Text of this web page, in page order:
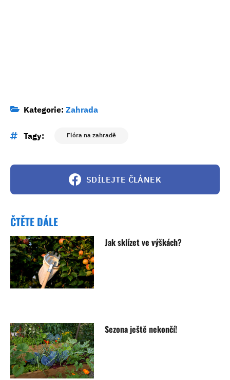
Kategorie: Zahrada
Tagy: Flóra na zahradě
SDÍLEJTE ČLÁNEK
ČTĚTE DÁLE
Jak sklízet ve výškách?
Sezona ještě nekončí!